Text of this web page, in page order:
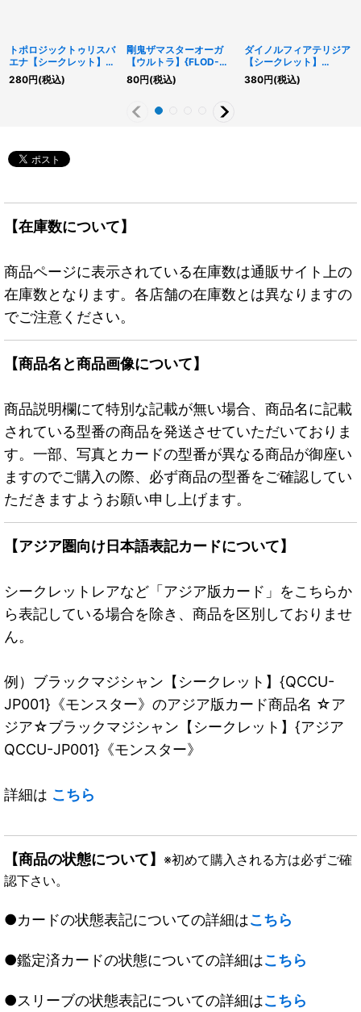
トポロジックトゥリスバ
エナ【シークレット】
{FLOD-JP036}《リン
ク》
280円(税込)
剛鬼ザマスターオーガ
【ウルトラ】{FLOD-
JP041}《リンク》
80円(税込)
ダイノルフィアテリジア
【シークレット】
{BACH-JP009}《モン
スター》
380円(税込)
【在庫数について】
商品ページに表示されている在庫数は通販サイト上の
在庫数となります。各店舗の在庫数とは異なりますの
でご注意ください。
【商品名と商品画像について】
商品説明欄にて特別な記載が無い場合、商品名に記載
されている型番の商品を発送させていただいておりま
す。一部、写真とカードの型番が異なる商品が御座い
ますのでご購入の際、必ず商品の型番をご確認してい
ただきますようお願い申し上げます。
【アジア圏向け日本語表記カードについて】
シークレットレアなど「アジア版カード」をこちらか
ら表記している場合を除き、商品を区別しておりませ
ん。
例）ブラックマジシャン【シークレット】{QCCU-
JP001}《モンスター》のアジア版カード商品名 ☆ア
ジア☆ブラックマジシャン【シークレット】{アジア
QCCU-JP001}《モンスター》
詳細は こちら
【商品の状態について】 ※初めて購入される方は必ずご確
認下さい。
●カードの状態表記についての詳細はこちら
●鑑定済カードの状態についての詳細はこちら
●スリーブの状態表記についての詳細はこちら